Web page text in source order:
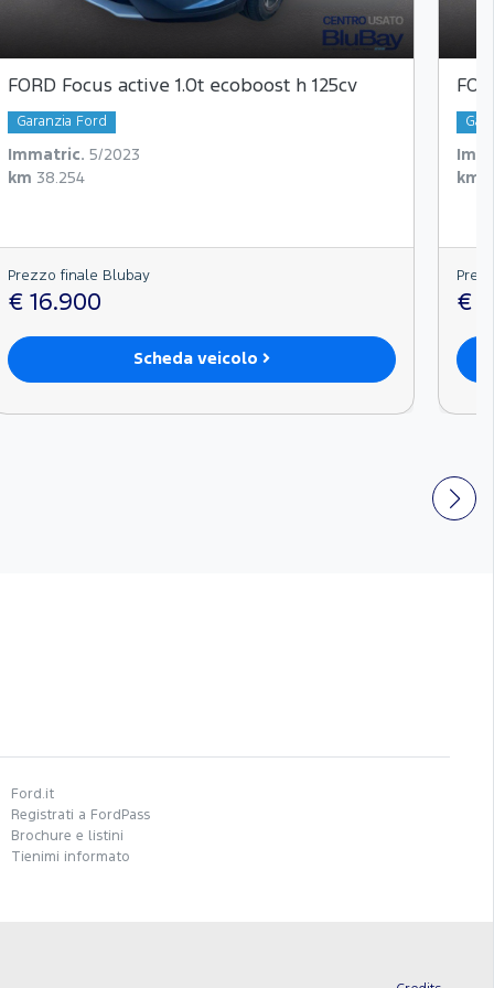
FORD Focus active 1.0t ecoboost h 125cv
Garanzia Ford
Immatric.
5/2023
km 38.254
Prezzo finale Blubay
€ 16.900
Scheda veicolo
km
€
Ford.it
Registrati a FordPass
Brochure e listini
Tienimi informato